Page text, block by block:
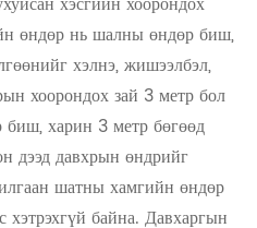
өндөр нь шалны өндөр биш,
хэлнэ, жишээлбэл,
хоорондох зай 3 метр бол
харин 3 метр бөгөөд
дээд давхрын өндрийг
шатны хамгийн өндөр
байна. Давхаргын